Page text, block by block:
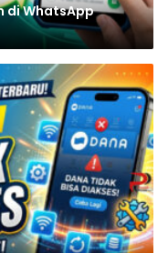
di WhatsApp